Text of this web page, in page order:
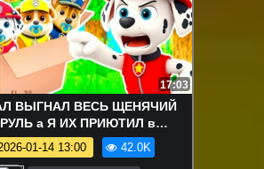
17:03
ВЫГНАЛ ВЕСЬ ЩЕНЯЧИЙ
а Я ИХ ПРИЮТИЛ в
МАЙНКРАФТ
01-14 13:00 42.0K